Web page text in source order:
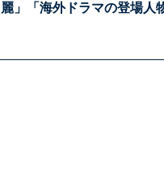
麗」「海外ドラマの登場人